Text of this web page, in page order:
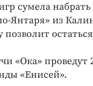
сумела
Янтаря» из
«Ока» проведут
«Енисей».